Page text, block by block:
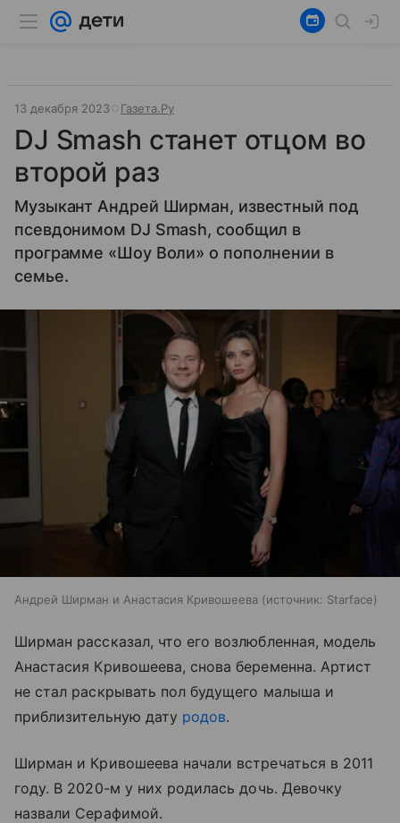
13 декабря 2023 Газета.Ру
DJ Smash станет отцом во
второй раз
Музыкант Андрей Ширман, известный под
псевдонимом DJ Smash, сообщил в
программе «Шоу Воли» о пополнении в
семье.
Андрей Ширман и Анастасия Кривошеева источник: Starface
Ширман рассказал, что его возлюбленная, модель
Анастасия Кривошеева, снова беременна. Артист
не стал раскрывать пол будущего малыша и
приблизительную дату родов.
Ширман и Кривошеева начали встречаться в 2011
году. В 2020-м у них родилась дочь. Девочку
назвали Серафимой.